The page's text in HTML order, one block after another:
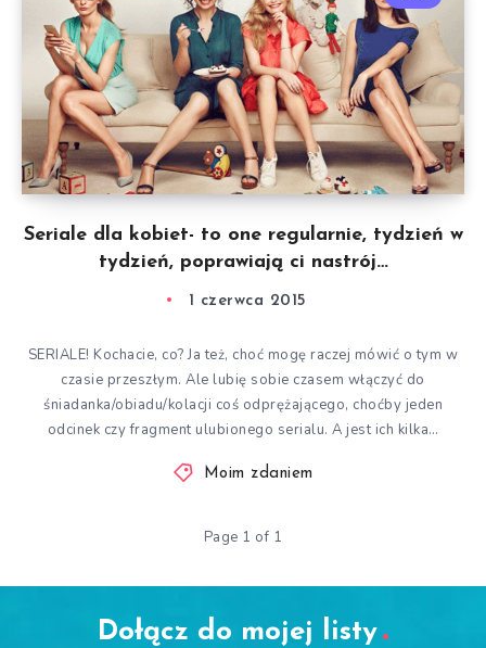
Seriale dla kobiet- to one regularnie, tydzień w
tydzień, poprawiają ci nastrój…
1 czerwca 2015
SERIALE! Kochacie, co? Ja też, choć mogę raczej mówić o tym w
czasie przeszłym. Ale lubię sobie czasem włączyć do
śniadanka/obiadu/kolacji coś odprężającego, choćby jeden
odcinek czy fragment ulubionego serialu. A jest ich kilka…
Moim zdaniem
Page 1 of 1
Dołącz do mojej listy